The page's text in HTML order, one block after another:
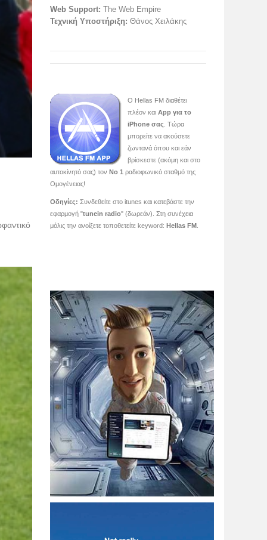
Web Support: The Web Empire
Τεχνική Υποστήριξη: Θάνος Χειλάκης
O Hellas FM διαθέτει
πλέον και App για το
iPhone σας . Τώρα
μπορείτε να ακούσετε
ζωντανά όπου και εάν
βρίσκεστε (ακόμη και στο
αυτοκίνητό σας) τον Νο 1 ραδιοφωνικό σταθμό της
Ομογένειας!
Οδηγίες: Συνδεθείτε στο itunes και κατεβάστε την
εφαρμογή "tunein radio" (δωρεάν). Στη συνέχεια
μόλις την ανοίξετε τοποθετείτε keyword: Hellas FM.